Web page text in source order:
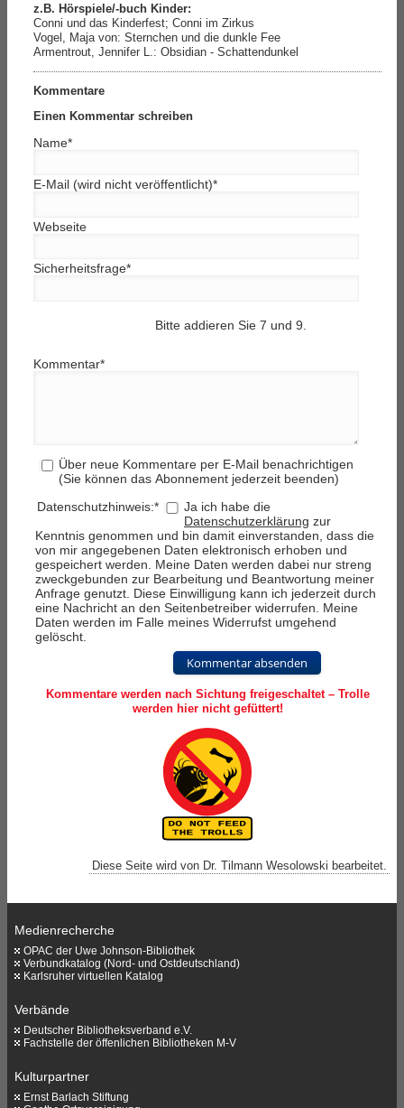
z.B. Hörspiele/-buch Kinder:
Conni und das Kinderfest; Conni im Zirkus
Vogel, Maja von: Sternchen und die dunkle Fee
Armentrout, Jennifer L.: Obsidian - Schattendunkel
Kommentare
Einen Kommentar schreiben
Name*
E-Mail (wird nicht veröffentlicht)*
Webseite
Sicherheitsfrage*
Bitte addieren Sie 7 und 9.
Kommentar*
Über neue Kommentare per E-Mail benachrichtigen
(Sie können das Abonnement jederzeit beenden)
Datenschutzhinweis:*
Ja ich habe die
Datenschutzerklärung zur
Kenntnis genommen und bin damit einverstanden, dass die
von mir angegebenen Daten elektronisch erhoben und
gespeichert werden. Meine Daten werden dabei nur streng
zweckgebunden zur Bearbeitung und Beantwortung meiner
Anfrage genutzt. Diese Einwilligung kann ich jederzeit durch
eine Nachricht an den Seitenbetreiber widerrufen. Meine
Daten werden im Falle meines Widerrufst umgehend
gelöscht.
Kommentar absenden
Kommentare werden nach Sichtung freigeschaltet – Trolle
werden hier nicht gefüttert!
Diese Seite wird von Dr. Tilmann Wesolowski bearbeitet.
Medienrecherche
OPAC der Uwe Johnson-Bibliothek
Verbundkatalog (Nord- und Ostdeutschland)
Karlsruher virtuellen Katalog
Verbände
Deutscher Bibliotheksverband e.V.
Fachstelle der öffenlichen Bibliotheken M-V
Kulturpartner
Ernst Barlach Stiftung